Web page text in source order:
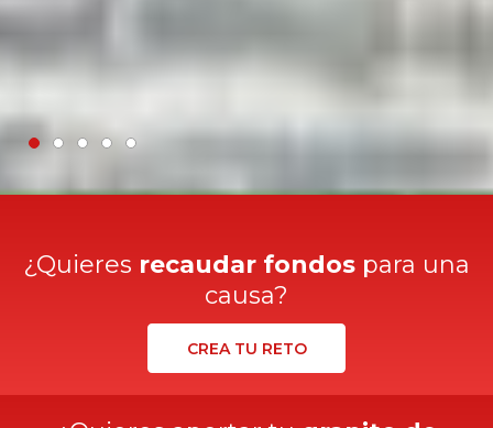
¿Quieres recaudar fondos para una
causa?
CREA TU RETO